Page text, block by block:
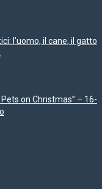
l’uomo, il cane, il gatto
on Christmas” – 16-